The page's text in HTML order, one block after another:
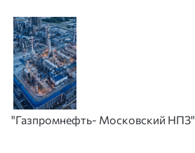
"Газпромнефть- Московский НПЗ"